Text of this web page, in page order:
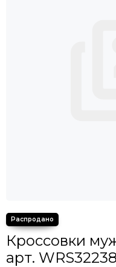
Кроссовки
арт.